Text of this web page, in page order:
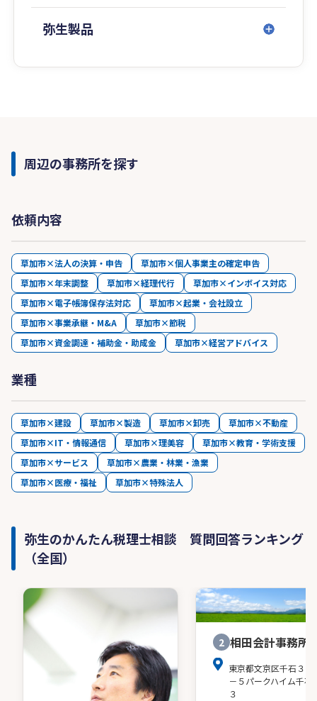
弥生製品
周辺の事務所を探す
依頼内容
草加市×法人の決算・申告
草加市×個人事業主の確定申告
草加市×年末調整
草加市×経理代行
草加市×インボイス対応
草加市×電子帳簿保存法対応
草加市×起業・会社設立
草加市×事業承継・M&A
草加市×節税
草加市×資金調達・補助金・助成金
草加市×経営アドバイス
業種
草加市×建設 草加市×製造 草加市×卸売
草加市×不動産
草加市×IT・情報通信
草加市×理美容
草加市×教育・学術支援
草加市×サービス
草加市×農業・林業・漁業
草加市×医療・福祉
草加市×特殊法人
弥生のかんたん税理士相談 質問回答ランキング
（全国）
2 相田会計事務所
東京都文京区千石３－
－５パークハイム千石
３